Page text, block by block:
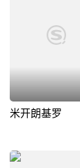
米开朗基罗